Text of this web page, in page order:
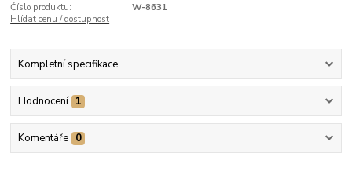
Číslo produktu:
W-8631
Hlídat cenu / dostupnost
Kompletní specifikace
Hodnocení 1
Komentáře 0